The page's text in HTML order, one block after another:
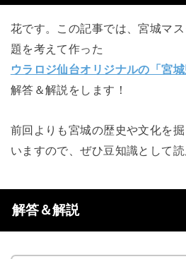
花です。この記事では、宮城マ
題を考えて作った
ウラロジ仙台オリジナルの「宮城
解答＆解説をします！
前回よりも宮城の歴史や文化を
いますので、ぜひ豆知識として読
解答＆解説